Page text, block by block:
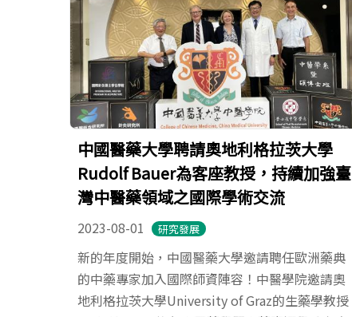
中國醫藥大學聘請奧地利格拉茨大學
Rudolf Bauer為客座教授，持續加強臺
灣中醫藥領域之國際學術交流
2023-08-01 研究發展
新的年度開始，中國醫藥大學邀請聘任歐洲藥典
的中藥專家加入國際師資陣容！中醫學院邀請奧
地利格拉茨大學University of Graz的生藥學教授